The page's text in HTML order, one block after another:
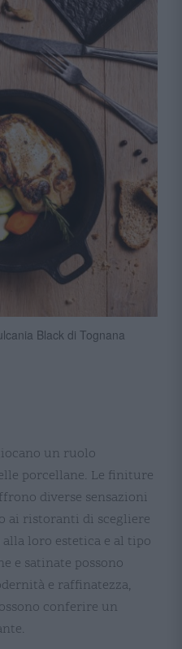
Black di Tognana
un ruolo
porcellane. Le finiture
diverse sensazioni
ai ristoranti di scegliere
loro estetica e al tipo
e satinate possono
e raffinatezza,
conferire un